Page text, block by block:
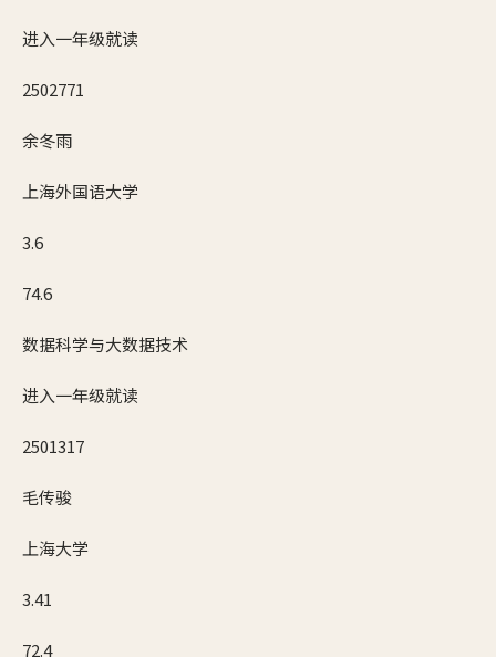
进入一年级就读
2502771
余冬雨
上海外国语大学
3.6
74.6
数据科学与大数据技术
进入一年级就读
2501317
毛传骏
上海大学
3.41
72.4